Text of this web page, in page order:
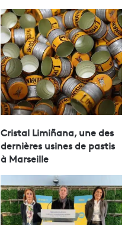
Cristal Limiñana, une des
dernières usines de pastis
à Marseille